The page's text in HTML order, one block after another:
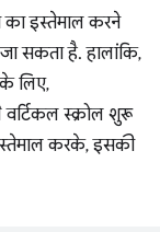
का इस्तेमाल करने
सकता है. हालांकि,
लिए,
स्क्रोल शुरू
करके, इसकी